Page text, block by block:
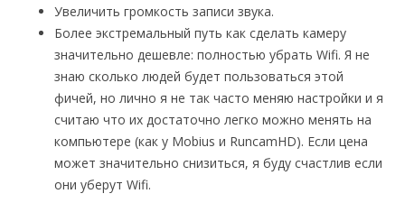
Увеличить громкость записи звука.
Более экстремальный путь как сделать камеру
значительно дешевле: полностью убрать Wifi. Я не
знаю сколько людей будет пользоваться этой
фичей, но лично я не так часто меняю настройки и я
считаю что их достаточно легко можно менять на
компьютере (как у Mobius и RuncamHD). Если цена
может значительно снизиться, я буду счастлив если
они уберут Wifi.